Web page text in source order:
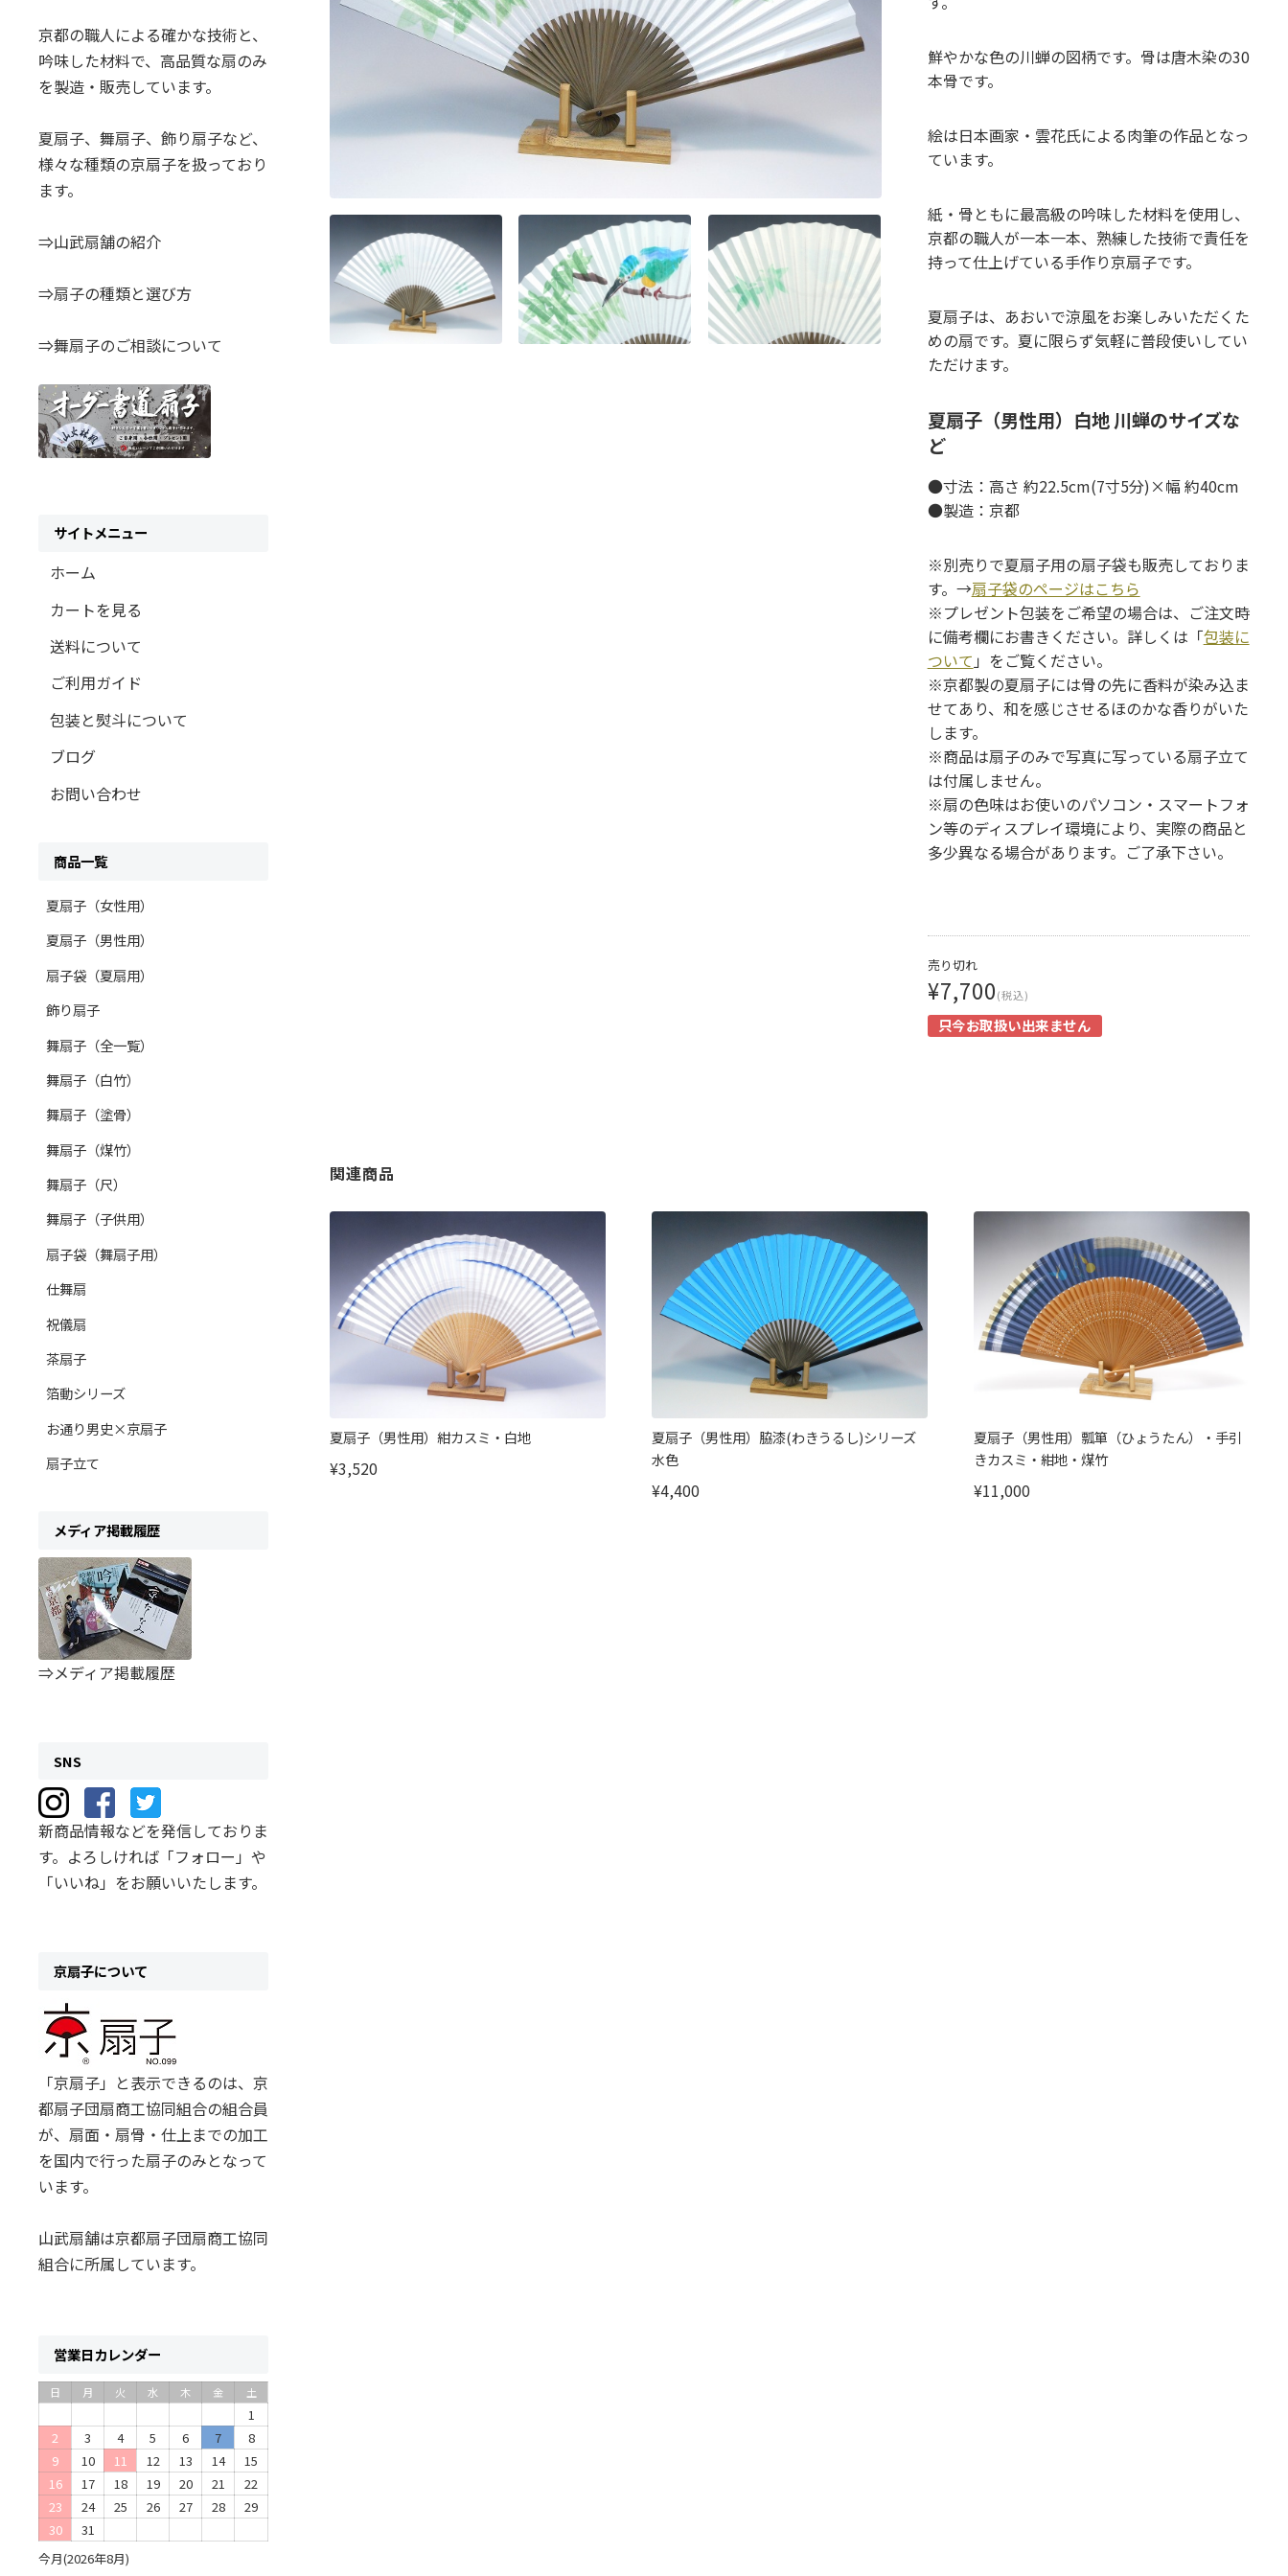
鮮やかな色の川蝉の図柄です。骨は唐木染の30
本骨です。
絵は日本画家・雲花氏による肉筆の作品となっ
ています。
紙・骨ともに最高級の吟味した材料を使用し、
京都の職人が一本一本、熟練した技術で責任を
持って仕上げている手作り京扇子です。
夏扇子は、あおいで涼風をお楽しみいただくた
めの扇です。夏に限らず気軽に普段使いしてい
ただけます。
夏扇子（男性用）白地 川蝉のサイズな
ど
●寸法：高さ 約22.5cm(7寸5分)×幅 約40cm
●製造：京都
※別売りで夏扇子用の扇子袋も販売しておりま
す。→扇子袋のページはこちら
※プレゼント包装をご希望の場合は、ご注文時
に備考欄にお書きください。詳しくは「包装に
ついて 」をご覧ください。
※京都製の夏扇子には骨の先に香料が染み込ま
せてあり、和を感じさせるほのかな香りがいた
します。
※商品は扇子のみで写真に写っている扇子立て
は付属しません。
※扇の色味はお使いのパソコン・スマートフォ
ン等のディスプレイ環境により、実際の商品と
多少異なる場合があります。ご了承下さい。
売り切れ
¥7,700(税込)
只今お取扱い出来ません
関連商品
夏扇子（男性用）紺カスミ・白地
¥3,520
夏扇子（男性用）脇漆(わきうるし)シリーズ
水色
¥4,400
夏扇子（男性用）瓢箪（ひょうたん）・手引
きカスミ・紺地・煤竹
¥11,000
京都の職人による確かな技術と、
吟味した材料で、高品質な扇のみ
を製造・販売しています。
夏扇子、舞扇子、飾り扇子など、
様々な種類の京扇子を扱っており
ます。
⇒山武扇舗の紹介
⇒扇子の種類と選び方
⇒舞扇子のご相談について
サイトメニュー
ホーム
カートを見る
送料について
ご利用ガイド
包装と熨斗について
ブログ
お問い合わせ
商品一覧
夏扇子（女性用）
夏扇子（男性用）
扇子袋（夏扇用）
飾り扇子
舞扇子（全一覧）
舞扇子（白竹）
舞扇子（塗骨）
舞扇子（煤竹）
舞扇子（尺）
舞扇子（子供用）
扇子袋（舞扇子用）
仕舞扇
祝儀扇
茶扇子
箔動シリーズ
お通り男史×京扇子
扇子立て
メディア掲載履歴
⇒メディア掲載履歴
SNS
新商品情報などを発信しておりま
す。よろしければ「フォロー」や
「いいね」をお願いいたします。
京扇子について
「京扇子」と表示できるのは、京
都扇子団扇商工協同組合の組合員
が、扇面・扇骨・仕上までの加工
を国内で行った扇子のみとなって
います。
山武扇舗は京都扇子団扇商工協同
組合に所属しています。
営業日カレンダー
今月(2026年8月)
日 月 火 水 木 金 土
1
2
3 4 5 6 7
8
9
10 11 12 13 14
15
16
17 18 19 20 21
22
23
24 25 26 27 28
29
30
31